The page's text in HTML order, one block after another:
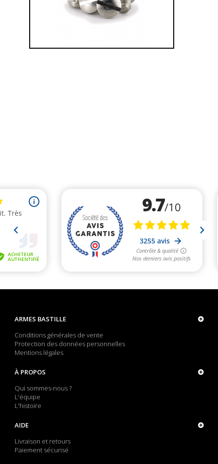
ARMES BASTILLE
Conditions générales de vente
Protection des données personnelles
Mentions légales
À PROPOS
Qui sommes-nous ?
L'équipe
L'histoire
AIDE
Livraison et retours
Paiement sécurisé